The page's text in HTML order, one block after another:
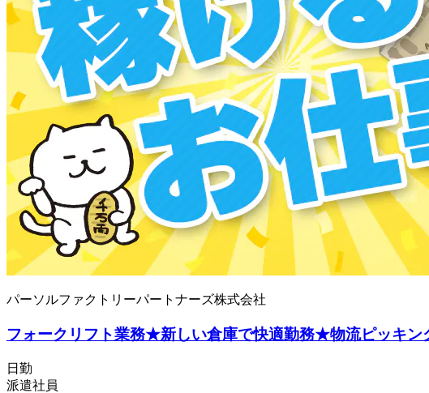
パーソルファクトリーパートナーズ株式会社
フォークリフト業務★新しい倉庫で快適勤務★物流ピッキン
日勤
派遣社員